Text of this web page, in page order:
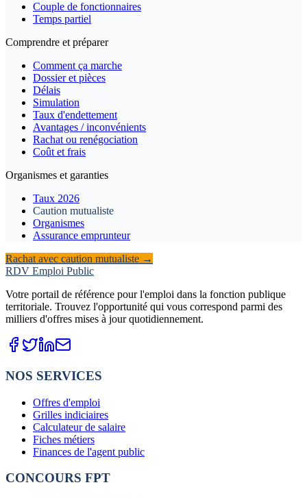
Couple de fonctionnaires
Temps partiel
Comprendre et préparer
Comment ça marche
Dossier et pièces
Délais
Simulation
Taux d'endettement
Avantages / inconvénients
Rachat ou renégociation
Coût et frais
Organismes et garanties
Taux 2026
Caution mutualiste
Organismes
Assurance emprunteur
Rachat avec caution mutualiste →
RDV Emploi Public
Votre portail de référence pour l'emploi dans la fonction publique
territoriale. Trouvez l'opportunité qui vous correspond parmi des
milliers d'offres mises à jour quotidiennement.
NOS SERVICES
Offres d'emploi
Grilles indiciaires
Calculateur de salaire
Fiches métiers
Finances de l'agent public
CONCOURS FPT